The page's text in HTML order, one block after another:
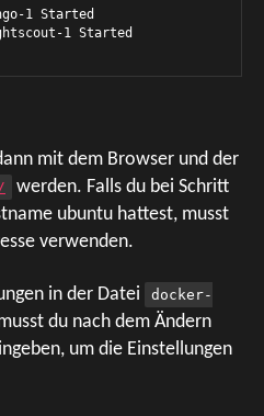
1 Started
1 Started
mit dem Browser und der
werden. Falls du bei Schritt
ubuntu hattest, musst
verwenden.
in der Datei
docker-
du nach dem Ändern
um die Einstellungen